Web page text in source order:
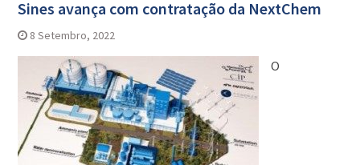
Sines avança com contratação da NextChem
8 Setembro, 2022
O